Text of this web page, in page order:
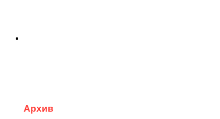
Архив